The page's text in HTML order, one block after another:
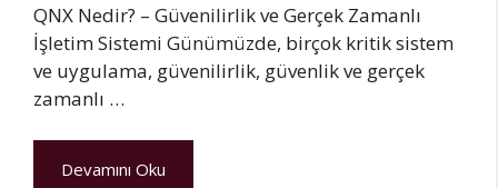
QNX Nedir? – Güvenilirlik ve Gerçek Zamanlı
İşletim Sistemi Günümüzde, birçok kritik sistem
ve uygulama, güvenilirlik, güvenlik ve gerçek
zamanlı …
Devamını Oku